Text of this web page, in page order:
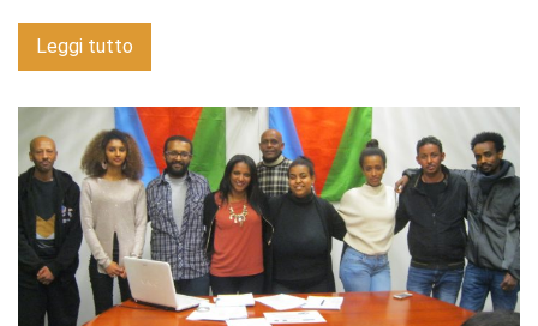
Leggi tutto